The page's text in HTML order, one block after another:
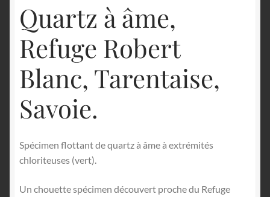
Quartz à âme,
Refuge Robert
Blanc, Tarentaise,
Savoie.
Spécimen flottant de quartz à âme à extrémités
chloriteuses (vert).
Un chouette spécimen découvert proche du Refuge